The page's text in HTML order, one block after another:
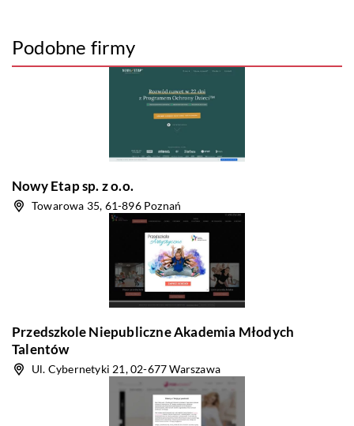
Podobne firmy
Nowy Etap sp. z o.o.
Towarowa 35, 61-896 Poznań
Przedszkole Niepubliczne Akademia Młodych
Talentów
Ul. Cybernetyki 21, 02-677 Warszawa